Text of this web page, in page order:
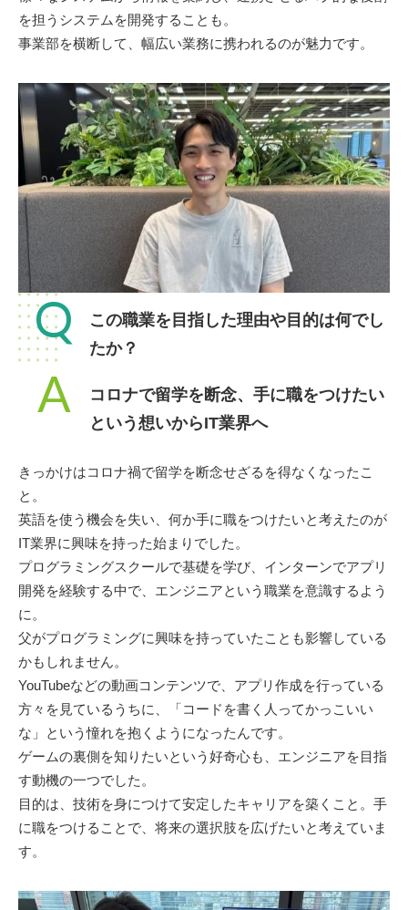
を担うシステムを開発することも。
事業部を横断して、幅広い業務に携われるのが魅力です。
Q
この職業を目指した理由や目的は何でし
たか？
A
コロナで留学を断念、手に職をつけたい
という想いからIT業界へ
きっかけはコロナ禍で留学を断念せざるを得なくなったこ
と。
英語を使う機会を失い、何か手に職をつけたいと考えたのが
IT業界に興味を持った始まりでした。
プログラミングスクールで基礎を学び、インターンでアプリ
開発を経験する中で、エンジニアという職業を意識するよう
に。
父がプログラミングに興味を持っていたことも影響している
かもしれません。
YouTubeなどの動画コンテンツで、アプリ作成を行っている
方々を見ているうちに、「コードを書く人ってかっこいい
な」という憧れを抱くようになったんです。
ゲームの裏側を知りたいという好奇心も、エンジニアを目指
す動機の一つでした。
目的は、技術を身につけて安定したキャリアを築くこと。手
に職をつけることで、将来の選択肢を広げたいと考えていま
す。